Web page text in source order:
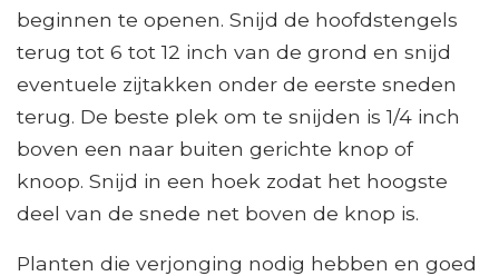
beginnen te openen. Snijd de hoofdstengels
terug tot 6 tot 12 inch van de grond en snijd
eventuele zijtakken onder de eerste sneden
terug. De beste plek om te snijden is 1/4 inch
boven een naar buiten gerichte knop of
knoop. Snijd in een hoek zodat het hoogste
deel van de snede net boven de knop is.
Planten die verjonging nodig hebben en goed